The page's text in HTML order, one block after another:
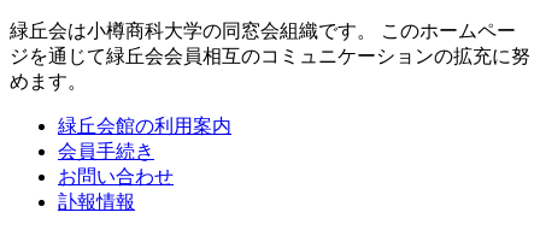
緑丘会は小樽商科大学の同窓会組織です。 このホームペー
ジを通じて緑丘会会員相互のコミュニケーションの拡充に努
めます。
緑丘会館の利用案内
会員手続き
お問い合わせ
訃報情報